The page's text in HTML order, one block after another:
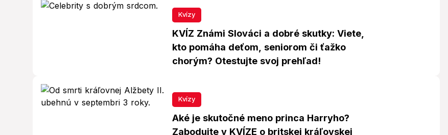
Kvízy
KVÍZ Známi Slováci a dobré skutky: Viete,
kto pomáha deťom, seniorom či ťažko
chorým? Otestujte svoj prehľad!
Kvízy
Aké je skutočné meno princa Harryho?
Zabodujte v KVÍZE o britskej kráľovskej